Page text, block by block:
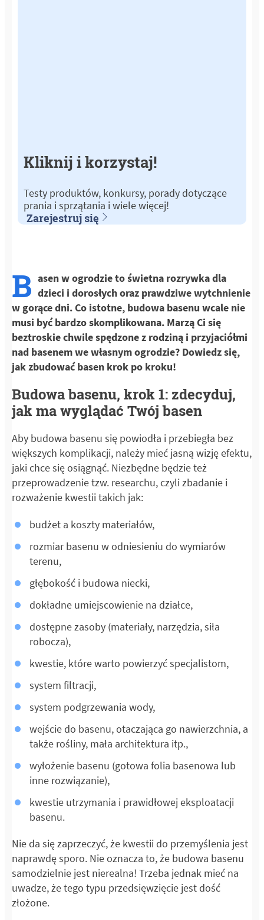
Kliknij i korzystaj!
Testy produktów, konkursy, porady dotyczące
prania i sprzątania i wiele więcej!
Zarejestruj się
B asen w ogrodzie to świetna rozrywka dla
dzieci i dorosłych oraz prawdziwe wytchnienie
w gorące dni. Co istotne, budowa basenu wcale nie
musi być bardzo skomplikowana. Marzą Ci się
beztroskie chwile spędzone z rodziną i przyjaciółmi
nad basenem we własnym ogrodzie? Dowiedz się,
jak zbudować basen krok po kroku!
Budowa basenu, krok 1: zdecyduj,
jak ma wyglądać Twój basen
Aby budowa basenu się powiodła i przebiegła bez
większych komplikacji, należy mieć jasną wizję efektu,
jaki chce się osiągnąć. Niezbędne będzie też
przeprowadzenie tzw. researchu, czyli zbadanie i
rozważenie kwestii takich jak:
budżet a koszty materiałów,
rozmiar basenu w odniesieniu do wymiarów
terenu,
głębokość i budowa niecki,
dokładne umiejscowienie na działce,
dostępne zasoby (materiały, narzędzia, siła
robocza),
kwestie, które warto powierzyć specjalistom,
system filtracji,
system podgrzewania wody,
wejście do basenu, otaczająca go nawierzchnia, a
także rośliny, mała architektura itp.,
wyłożenie basenu (gotowa folia basenowa lub
inne rozwiązanie),
kwestie utrzymania i prawidłowej eksploatacji
basenu.
Nie da się zaprzeczyć, że kwestii do przemyślenia jest
naprawdę sporo. Nie oznacza to, że budowa basenu
samodzielnie jest nierealna! Trzeba jednak mieć na
uwadze, że tego typu przedsięwzięcie jest dość
złożone.